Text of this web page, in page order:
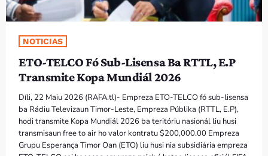
KONTAKTU SIRA
TÉTUM
TÉTUM
PORTUGUÊS
PRÓXIMOS PROGRAMAS
NOTICIAS
ETO-TELCO Fó Sub-Lisensa Ba RTTL, E.P
Transmite Kopa Mundiál 2026
Díli, 22 Maiu 2026 (RAFA.tl)- Empreza ETO-TELCO fó sub-lisensa
ba Rádiu Televizaun Timor-Leste, Empreza Públika (RTTL, E.P),
hodi transmite Kopa Mundiál 2026 ba teritóriu nasionál liu husi
transmisaun free to air ho valor kontratu $200,000.00 Empreza
Grupu Esperança Timor Oan (ETO) liu husi nia subsidiária empreza